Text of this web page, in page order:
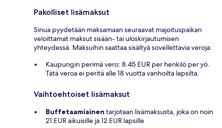
Pakolliset lisämaksut
Sinua pyydetään maksamaan seuraavat majoituspaikan
veloittamat maksut sisään- tai uloskirjautumisen
yhteydessä. Maksuihin saattaa sisältyä sovellettavia veroja:
Kaupungin perimä vero: 8.45 EUR per henkilö per yö.
Tätä veroa ei peritä alle 18 vuotta vanhoilta lapsilta.
Vaihtoehtoiset lisämaksut
Buffetaamiainen tarjotaan lisämaksusta, joka on noin
21 EUR aikuisille ja 12 EUR lapsille